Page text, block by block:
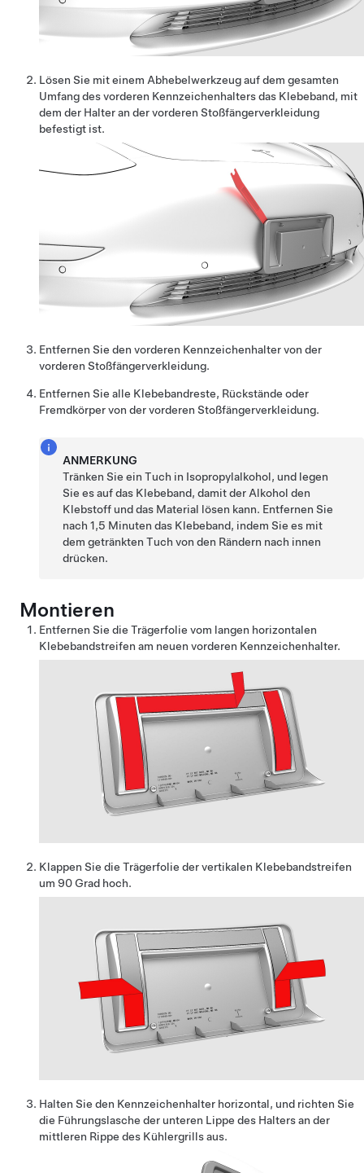
Lösen Sie mit einem Abhebelwerkzeug auf dem gesamten
Umfang des vorderen Kennzeichenhalters das Klebeband, mit
dem der Halter an der vorderen Stoßfängerverkleidung
befestigt ist.
Entfernen Sie den vorderen Kennzeichenhalter von der
vorderen Stoßfängerverkleidung.
Entfernen Sie alle Klebebandreste, Rückstände oder
Fremdkörper von der vorderen Stoßfängerverkleidung.
ANMERKUNG
Tränken Sie ein Tuch in Isopropylalkohol, und legen
Sie es auf das Klebeband, damit der Alkohol den
Klebstoff und das Material lösen kann. Entfernen Sie
nach 1,5 Minuten das Klebeband, indem Sie es mit
dem getränkten Tuch von den Rändern nach innen
drücken.
Montieren
Entfernen Sie die Trägerfolie vom langen horizontalen
Klebebandstreifen am neuen vorderen Kennzeichenhalter.
Klappen Sie die Trägerfolie der vertikalen Klebebandstreifen
um 90 Grad hoch.
Halten Sie den Kennzeichenhalter horizontal, und richten Sie
die Führungslasche der unteren Lippe des Halters an der
mittleren Rippe des Kühlergrills aus.